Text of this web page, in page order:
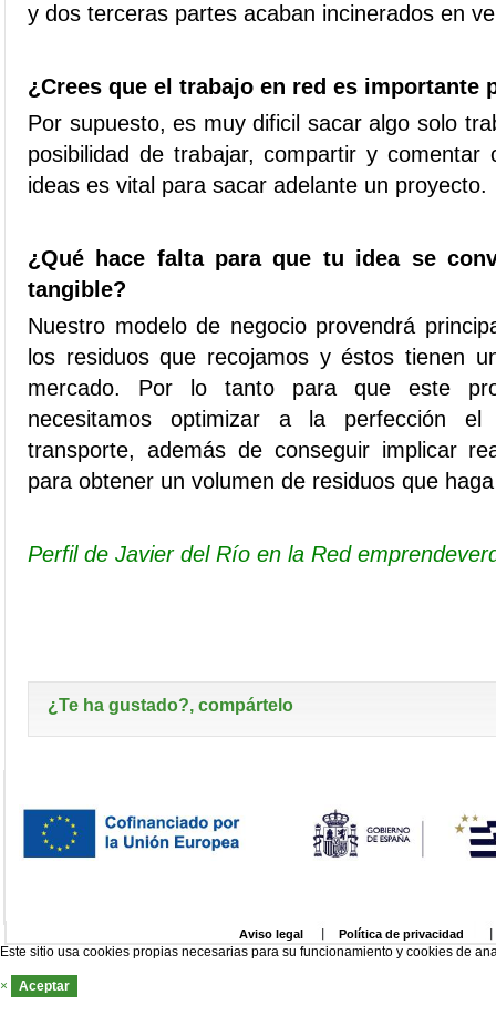
y dos terceras partes acaban incinerados en
¿Crees que el trabajo en red es importante
Por supuesto, es muy dificil sacar algo solo
posibilidad de trabajar, compartir y comentar
ideas es vital para sacar adelante un proyecto.
¿Qué hace falta para que tu idea se
tangible?
Nuestro modelo de negocio provendrá
los residuos que recojamos y éstos tienen
mercado. Por lo tanto para que este
necesitamos optimizar a la perfección
transporte, además de conseguir implicar
para obtener un volumen de residuos que
Perfil de Javier del Río en la Red
¿Te ha gustado?, compártelo
Aviso legal Política de privacidad
Este sitio usa cookies propias necesarias para su funcionamiento y cookies de
× Aceptar